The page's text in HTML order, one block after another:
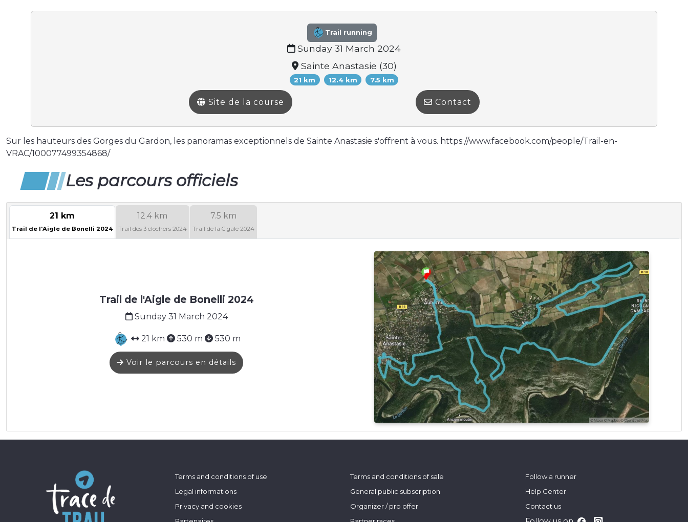
Trail running
Sunday 31 March 2024
Sainte Anastasie (30)
21 km 12.4 km 7.5 km
Site de la course Contact
Sur les hauteurs des Gorges du Gardon, les panoramas exceptionnels de Sainte Anastasie s'offrent à vous. https://www.facebook.com/people/Trail-en-
VRAC/100077499354868/
Les parcours officiels
21 km
Trail de l'Aigle de Bonelli 2024
12.4 km
Trail des 3 clochers 2024
7.5 km
Trail de la Cigale 2024
Trail de l'Aigle de Bonelli 2024
Sunday 31 March 2024
21 km 530 m 530 m
Voir le parcours en détails
Terms and conditions of use
Legal informations
Privacy and cookies
Terms and conditions of sale
General public subscription
Organizer / pro offer
Follow a runner
Help Center
Contact us